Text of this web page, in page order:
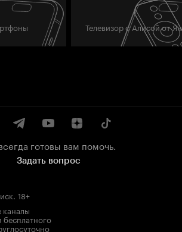
Телевизор с Алисой от
готовы вам помочь.
Задать вопрос
. 18+
бесплатного